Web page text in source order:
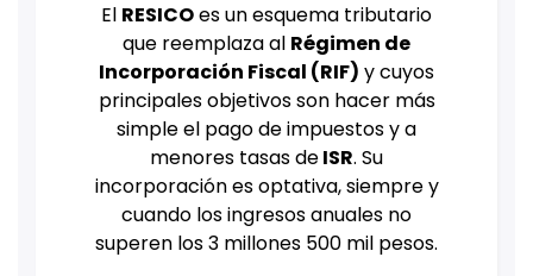
El RESICOes un esquema tributario
que reemplaza al Régimen de
Incorporación Fiscal (RIF) y cuyos
principales objetivos son hacer más
simple el pago de impuestos y a
menores tasas deISR. Su
incorporación es optativa, siempre y
cuando los ingresos anuales no
superen los 3 millones 500 mil pesos.